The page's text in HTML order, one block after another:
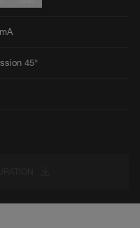
45°